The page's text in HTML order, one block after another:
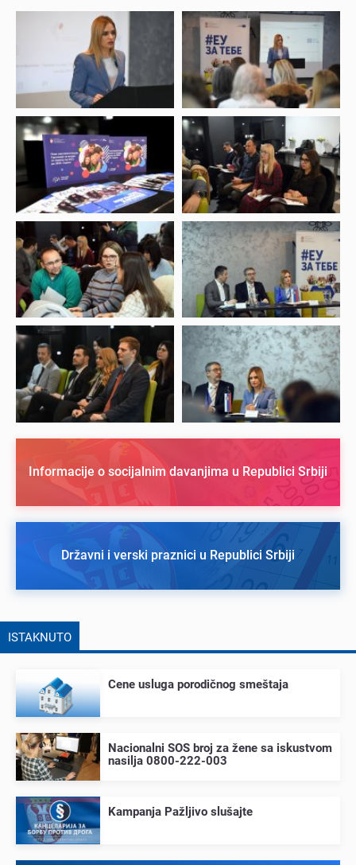
Informacije o socijalnim davanjima u Republici Srbiji
Državni i verski praznici u Republici Srbiji
ISTAKNUTO
Cеnе usluga porodičnog smеštaja
Nacionalni SOS broj za žеnе sa iskustvom
nasilja 0800-222-003
Kampanja Pažljivo slušajtе